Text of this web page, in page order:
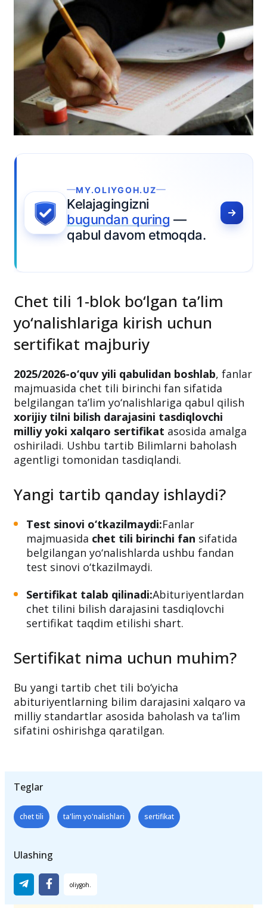
quring—
etmoqda.
Chet tili 1-blok bo‘lgan ta’lim
sertifikat majburiy
2025/2026-o‘quv yili qabulidan boshlab, fanlar
majmuasida chet tili birinchi fan sifatida
belgilangan ta’lim yo‘nalishlariga qabul qilish
xorijiy tilni bilish darajasini tasdiqlovchi
oshiriladi. Ushbu tartib Bilimlarni baholash
agentligi tomonidan tasdiqlandi.
Yangi tartib qanday ishlaydi?
Test sinovi o‘tkazilmaydi:
belgilangan yo‘nalishlarda ushbu fandan
test sinovi o‘tkazilmaydi.
chet tilini bilish darajasini tasdiqlovchi
sertifikat taqdim etilishi shart.
Sertifikat nima uchun muhim?
Bu yangi tartib chet tili bo‘yicha
Teglar
chet tili
Ulashing